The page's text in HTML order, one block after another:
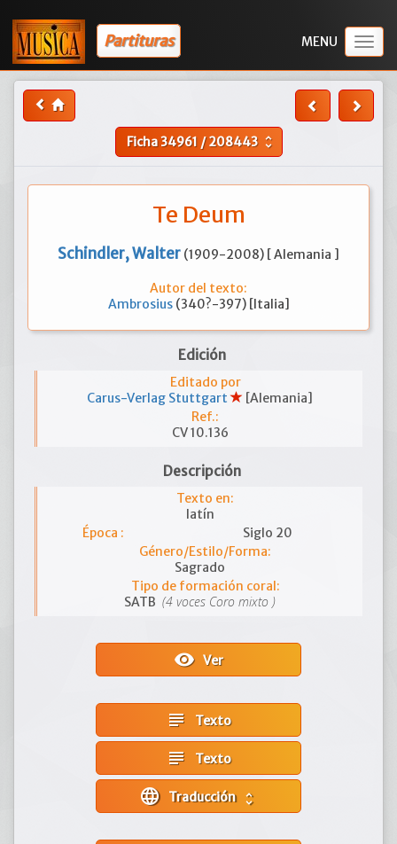
Partituras
Ficha34961/208443 unfold_more
Te Deum
Schindler, Walter (1909-2008) [ Alemania ]
Autor del texto:
Ambrosius (340?-397) [Italia]
Edición
Editado por
Carus-Verlag Stuttgart
[Alemania]
Ref.:
CV 10.136
Descripción
Texto en:
latín
Época :
Siglo 20
Género/Estilo/Forma:
Sagrado
Tipo de formación coral:
SATB (4 voces Coro mixto )
visibility Ver
subject Texto
subject Texto
language unfold_more